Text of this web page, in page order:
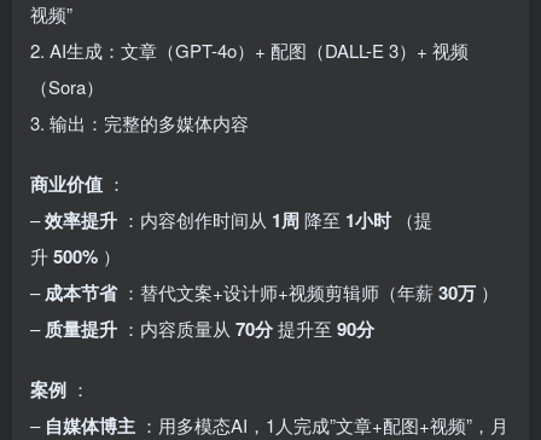
视频”
2. AI生成：文章（GPT-4o）+ 配图（DALL-E 3）+ 视频
（Sora）
3. 输出：完整的多媒体内容
商业价值 ：
–效率提升 ：内容创作时间从 1周降至 1小时 （提
升500% ）
–成本节省 ：替代文案+设计师+视频剪辑师（年薪30万 ）
–质量提升 ：内容质量从 70分提升至 90分
案例 ：
– 自媒体博主 ：用多模态AI，1人完成”文章+配图+视频”，月